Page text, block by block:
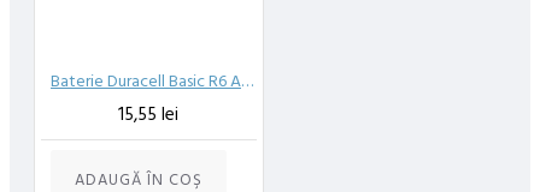
Baterie Duracell Basic R6 AA, alcalina, 4 buc
15,55 lei
ADAUGĂ ÎN COŞ